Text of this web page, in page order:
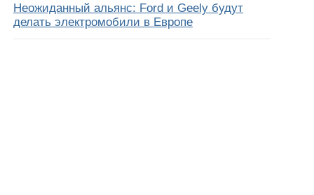
Неожиданный альянс: Ford и Geely будут
делать электромобили в Европе